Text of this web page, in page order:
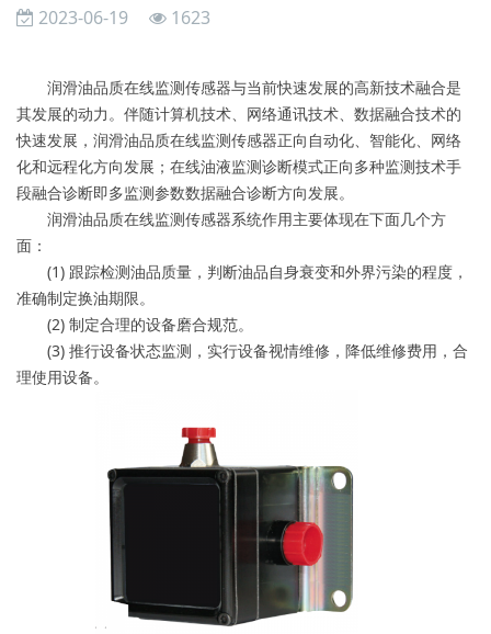
2023-06-19 1623
润滑油品质在线监测传感器与当前快速发展的高新技术融合是
其发展的动力。伴随计算机技术、网络通讯技术、数据融合技术的
快速发展，润滑油品质在线监测传感器正向自动化、智能化、网络
化和远程化方向发展；在线油液监测诊断模式正向多种监测技术手
段融合诊断即多监测参数数据融合诊断方向发展。
润滑油品质在线监测传感器系统作用主要体现在下面几个方
面：
(1) 跟踪检测油品质量，判断油品自身衰变和外界污染的程度，
准确制定换油期限。
(2) 制定合理的设备磨合规范。
(3) 推行设备状态监测，实行设备视情维修，降低维修费用，合
理使用设备。